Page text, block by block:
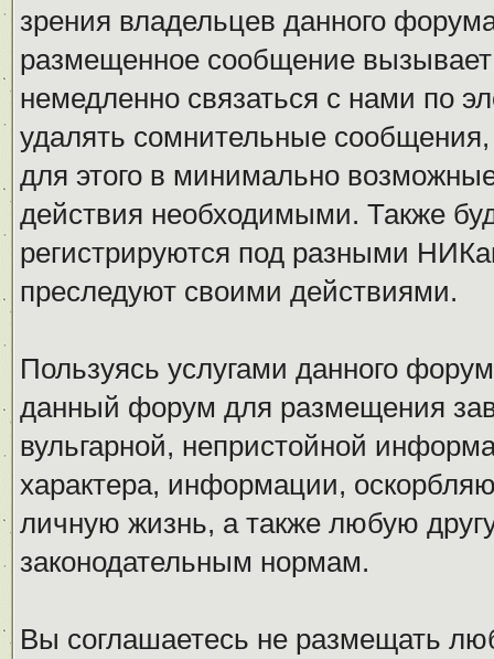
зрения владельцев данного
размещенное сообщение
немедленно связаться с нами по
удалять сомнительные
для этого в минимально
действия необходимыми. Также
регистрируются под разными
преследуют своими действиями.
Пользуясь услугами данного
данный форум для размещения
вульгарной, непристойной
характера, информации,
личную жизнь, а также любую
законодательным нормам.
Вы соглашаетесь не размещать